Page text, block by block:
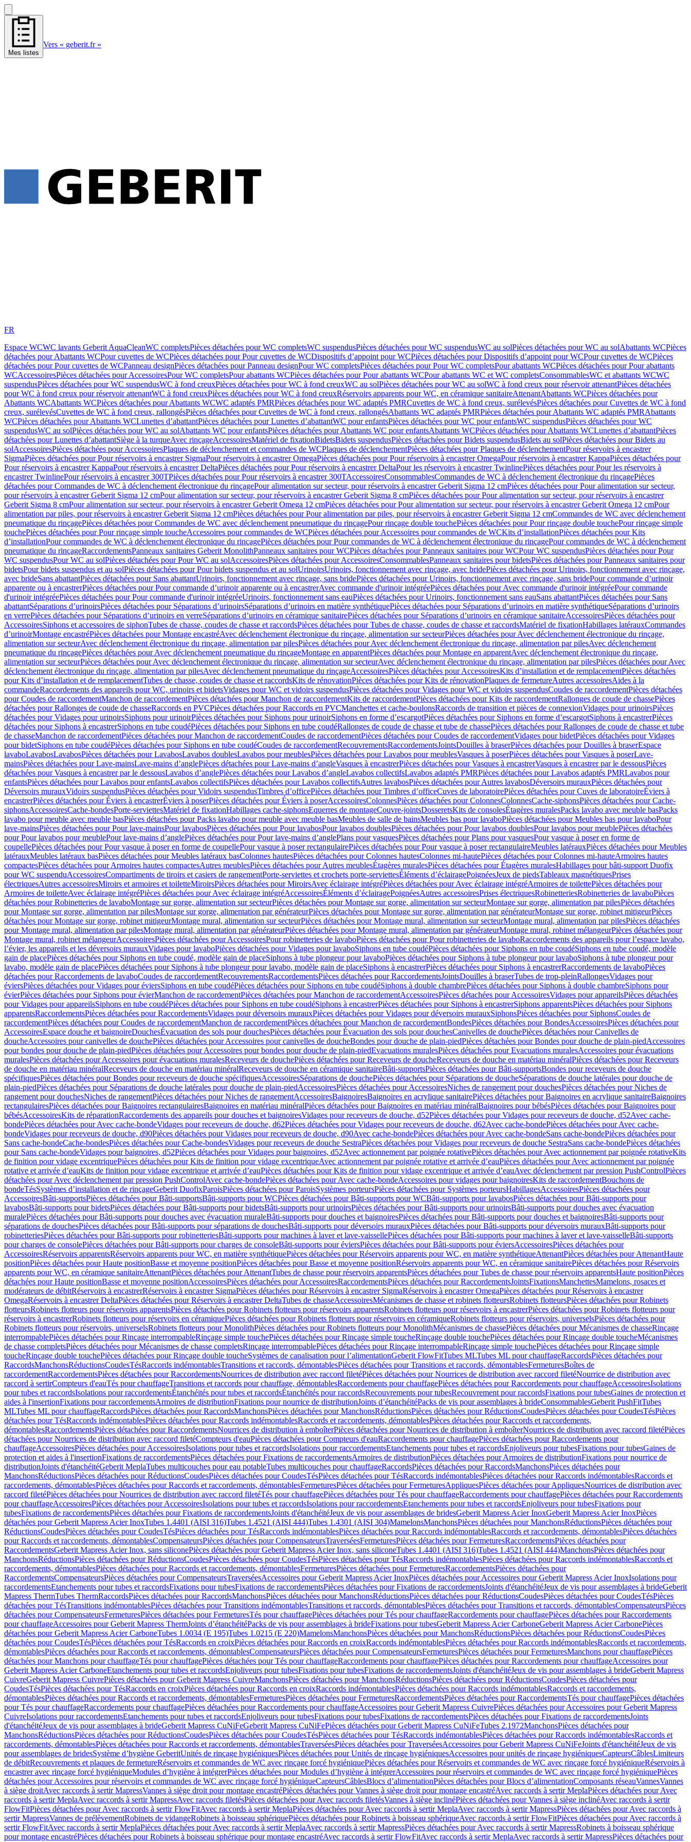
Mes listes
Vers « geberit.fr »
FR
Espace WCWC lavants Geberit AquaCleanWC completsPièces détachées pour WC completsWC suspendusPièces détachées pour WC suspendusWC au solPièces détachées pour WC au solAbattants WCPièces
détachées pour Abattants WCPour cuvettes de WCPièces détachées pour Pour cuvettes de WCDispositifs d’appoint pour WCPièces détachées pour Dispositifs d’appoint pour WCPour cuvettes de WCPièces
détachées pour Pour cuvettes de WCPanneau designPièces détachées pour Panneau designPour WC completsPièces détachées pour Pour WC completsPour abattants WCPièces détachées pour Pour abattants
WCAccessoiresPièces détachées pour AccessoiresPour WC completsPour abattants WCPièces détachées pour Pour abattants WCPour abattants WC et WC completsConsommablesWC et abattants WCWC
suspendusPièces détachées pour WC suspendusWC à fond creuxPièces détachées pour WC à fond creuxWC au solPièces détachées pour WC au solWC à fond creux pour réservoir attenantPièces détachées
pour WC à fond creux pour réservoir attenantWC à fond creuxPièces détachées pour WC à fond creuxRéservoirs apparents pour WC, en céramique sanitaireAttenantAbattants WCPièces détachées pour
Abattants WCAbattants WCPièces détachées pour Abattants WCWC adaptés PMRPièces détachées pour WC adaptés PMRCuvettes de WC à fond creux, surélevésPièces détachées pour Cuvettes de WC à fond
creux, surélevésCuvettes de WC à fond creux, rallongésPièces détachées pour Cuvettes de WC à fond creux, rallongésAbattants WC adaptés PMRPièces détachées pour Abattants WC adaptés PMRAbattants
WCPièces détachées pour Abattants WCLunettes d’abattantPièces détachées pour Lunettes d’abattantWC pour enfantsPièces détachées pour WC pour enfantsWC suspendusPièces détachées pour WC
suspendusWC au solPièces détachées pour WC au solAbattants WC pour enfantsPièces détachées pour Abattants WC pour enfantsAbattants WCPièces détachées pour Abattants WCLunettes d’abattantPièces
détachées pour Lunettes d’abattantSiège à la turqueAvec rinçageAccessoiresMatériel de fixationBidetsBidets suspendusPièces détachées pour Bidets suspendusBidets au solPièces détachées pour Bidets au
solAccessoiresPièces détachées pour AccessoiresPlaques de déclenchement et commandes de WCPlaques de déclenchementPièces détachées pour Plaques de déclenchementPour réservoirs à encastrer
SigmaPièces détachées pour Pour réservoirs à encastrer SigmaPour réservoirs à encastrer OmegaPièces détachées pour Pour réservoirs à encastrer OmegaPour réservoirs à encastrer KappaPièces détachées pour
Pour réservoirs à encastrer KappaPour réservoirs à encastrer DeltaPièces détachées pour Pour réservoirs à encastrer DeltaPour les réservoirs à encastrer TwinlinePièces détachées pour Pour les réservoirs à
encastrer TwinlinePour réservoirs à encastrer 300TPièces détachées pour Pour réservoirs à encastrer 300TAccessoiresConsommablesCommandes de WC à déclenchement électronique du rinçagePièces
détachées pour Commandes de WC à déclenchement électronique du rinçagePour alimentation sur secteur, pour réservoirs à encastrer Geberit Sigma 12 cmPièces détachées pour Pour alimentation sur secteur,
pour réservoirs à encastrer Geberit Sigma 12 cmPour alimentation sur secteur, pour réservoirs à encastrer Geberit Sigma 8 cmPièces détachées pour Pour alimentation sur secteur, pour réservoirs à encastrer
Geberit Sigma 8 cmPour alimentation sur secteur, pour réservoirs à encastrer Geberit Omega 12 cmPièces détachées pour Pour alimentation sur secteur, pour réservoirs à encastrer Geberit Omega 12 cmPour
alimentation par piles, pour réservoirs à encastrer Geberit Sigma 12 cmPièces détachées pour Pour alimentation par piles, pour réservoirs à encastrer Geberit Sigma 12 cmCommandes de WC avec déclenchement
pneumatique du rinçagePièces détachées pour Commandes de WC avec déclenchement pneumatique du rinçagePour rinçage double touchePièces détachées pour Pour rinçage double touchePour rinçage simple
touchePièces détachées pour Pour rinçage simple toucheAccessoires pour commandes de WCPièces détachées pour Accessoires pour commandes de WCKits d’installationPièces détachées pour Kits
d’installationPour commandes de WC à déclenchement électronique du rinçagePièces détachées pour Pour commandes de WC à déclenchement électronique du rinçagePour commandes de WC à déclenchement
pneumatique du rinçageRaccordementsPanneaux sanitaires Geberit MonolithPanneaux sanitaires pour WCPièces détachées pour Panneaux sanitaires pour WCPour WC suspendusPièces détachées pour Pour
WC suspendusPour WC au solPièces détachées pour Pour WC au solAccessoiresPièces détachées pour AccessoiresConsommablesPanneaux sanitaires pour bidetsPièces détachées pour Panneaux sanitaires pour
bidetsPour bidets suspendus et au solPièces détachées pour Pour bidets suspendus et au solUrinoirsUrinoirs, fonctionnement avec rinçage, avec bridePièces détachées pour Urinoirs, fonctionnement avec rinçage,
avec brideSans abattantPièces détachées pour Sans abattantUrinoirs, fonctionnement avec rinçage, sans bridePièces détachées pour Urinoirs, fonctionnement avec rinçage, sans bridePour commande d’urinoir
apparente ou à encastrerPièces détachées pour Pour commande d’urinoir apparente ou à encastrerAvec commande d'urinoir intégréePièces détachées pour Avec commande d'urinoir intégréePour commande
d'urinoir intégréePièces détachées pour Pour commande d'urinoir intégréeUrinoirs, fonctionnement sans eauPièces détachées pour Urinoirs, fonctionnement sans eauSans abattantPièces détachées pour Sans
abattantSéparations d’urinoirsPièces détachées pour Séparations d’urinoirsSéparations d’urinoirs en matière synthétiquePièces détachées pour Séparations d’urinoirs en matière synthétiqueSéparations d’urinoirs
en verrePièces détachées pour Séparations d’urinoirs en verreSéparations d’urinoirs en céramique sanitairePièces détachées pour Séparations d’urinoirs en céramique sanitaireAccessoiresPièces détachées pour
AccessoiresSiphons et accessoires de siphonTubes de chasse, coudes de chasse et raccordsPièces détachées pour Tubes de chasse, coudes de chasse et raccordsMatériel de fixationHabillages latérauxCommandes
dʼurinoirMontage encastréPièces détachées pour Montage encastréAvec déclenchement électronique du rinçage, alimentation sur secteurPièces détachées pour Avec déclenchement électronique du rinçage,
alimentation sur secteurAvec déclenchement électronique du rinçage, alimentation par pilesPièces détachées pour Avec déclenchement électronique du rinçage, alimentation par pilesAvec déclenchement
pneumatique du rinçagePièces détachées pour Avec déclenchement pneumatique du rinçageMontage en apparentPièces détachées pour Montage en apparentAvec déclenchement électronique du rinçage,
alimentation sur secteurPièces détachées pour Avec déclenchement électronique du rinçage, alimentation sur secteurAvec déclenchement électronique du rinçage, alimentation par pilesPièces détachées pour Avec
déclenchement électronique du rinçage, alimentation par pilesAvec déclenchement pneumatique du rinçageAccessoiresPièces détachées pour AccessoiresKits d’installation et de remplacementPièces détachées
pour Kits d’installation et de remplacementTubes de chasse, coudes de chasse et raccordsKits de rénovationPièces détachées pour Kits de rénovationPlaques de fermetureAutres accessoiresAides à la
commandeRaccordements des appareils pour WC, urinoirs et bidetsVidages pour WC et vidoirs suspendusPièces détachées pour Vidages pour WC et vidoirs suspendusCoudes de raccordementPièces détachées
pour Coudes de raccordementManchon de raccordementPièces détachées pour Manchon de raccordementKits de raccordementPièces détachées pour Kits de raccordementRallonges de coude de chassePièces
détachées pour Rallonges de coude de chasseRaccords en PVCPièces détachées pour Raccords en PVCManchettes et cache-boulonsRaccords de transition et pièces de connexionVidages pour urinoirsPièces
détachées pour Vidages pour urinoirsSiphons pour urinoirPièces détachées pour Siphons pour urinoirSiphons en forme d’escargotPièces détachées pour Siphons en forme d’escargotSiphons à encastrerPièces
détachées pour Siphons à encastrerSiphons en tube coudéPièces détachées pour Siphons en tube coudéRallonges de coude de chasse et tube de chassePièces détachées pour Rallonges de coude de chasse et tube
de chasseManchon de raccordementPièces détachées pour Manchon de raccordementCoudes de raccordementPièces détachées pour Coudes de raccordementVidages pour bidetPièces détachées pour Vidages
pour bidetSiphons en tube coudéPièces détachées pour Siphons en tube coudéCoudes de raccordementRecouvrementsRaccordementsJointsDouilles à braserPièces détachées pour Douilles à braserEspace
lavaboLavabosLavabosPièces détachées pour LavabosLavabos doublesLavabos pour meublesPièces détachées pour Lavabos pour meublesVasques à poserPièces détachées pour Vasques à poserLave-
mainsPièces détachées pour Lave-mainsLave-mains d’anglePièces détachées pour Lave-mains d’angleVasques à encastrerPièces détachées pour Vasques à encastrerVasques à encastrer par le dessousPièces
détachées pour Vasques à encastrer par le dessousLavabos d’anglePièces détachées pour Lavabos d’angleLavabos collectifsLavabos adaptés PMRPièces détachées pour Lavabos adaptés PMRLavabos pour
enfantsPièces détachées pour Lavabos pour enfantsLavabos collectifsPièces détachées pour Lavabos collectifsAutres lavabosPièces détachées pour Autres lavabosDéversoirs murauxPièces détachées pour
Déversoirs murauxVidoirs suspendusPièces détachées pour Vidoirs suspendusTimbres dʼofficePièces détachées pour Timbres dʼofficeCuves de laboratoirePièces détachées pour Cuves de laboratoireÉviers à
encastrerPièces détachées pour Éviers à encastrerÉviers à poserPièces détachées pour Éviers à poserAccessoiresColonnesPièces détachées pour ColonnesColonnesCache-siphonsPièces détachées pour Cache-
siphonsAccessoiresCache-bondesPorte-serviettesMatériel de fixationHabillages cache-siphonsEquerres de montageCouvre-jointsDosseretsKits de consolesÉtagères muralesPacks lavabo avec meuble basPacks
lavabo pour meuble avec meuble basPièces détachées pour Packs lavabo pour meuble avec meuble basMeubles de salle de bainsMeubles bas pour lavaboPièces détachées pour Meubles bas pour lavaboPour
lave-mainsPièces détachées pour Pour lave-mainsPour lavabosPièces détachées pour Pour lavabosPour lavabos doublesPièces détachées pour Pour lavabos doublesPour lavabos pour meublePièces détachées
pour Pour lavabos pour meublePour lave-mains d’anglePièces détachées pour Pour lave-mains d’anglePlans pour vasquesPièces détachées pour Plans pour vasquesPour vasque à poser en forme de
coupellePièces détachées pour Pour vasque à poser en forme de coupellePour vasque à poser rectangulairePièces détachées pour Pour vasque à poser rectangulaireMeubles latérauxPièces détachées pour Meubles
latérauxMeubles latéraux basPièces détachées pour Meubles latéraux basColonnes hautesPièces détachées pour Colonnes hautesColonnes mi-hautePièces détachées pour Colonnes mi-hauteArmoires hautes
compactesPièces détachées pour Armoires hautes compactesAutres meublesPièces détachées pour Autres meublesÉtagères muralesPièces détachées pour Étagères muralesHabillages pour bâti-support Duofix
pour WC suspenduAccessoiresCompartiments de tiroirs et casiers de rangementPorte-serviettes et crochets porte-serviettesÉléments d’éclairagePoignéesJeux de piedsTableaux magnétiquesPrises
électriquesAutres accessoiresMiroirs et armoires et toiletteMiroirsPièces détachées pour MiroirsAvec éclairage intégréPièces détachées pour Avec éclairage intégréArmoires de toilettePièces détachées pour
Armoires de toiletteAvec éclairage intégréPièces détachées pour Avec éclairage intégréAccessoiresÉléments d’éclairagePoignéesAutres accessoiresPrises électriquesRobinetteriesRobinetteries de lavaboPièces
détachées pour Robinetteries de lavaboMontage sur gorge, alimentation sur secteurPièces détachées pour Montage sur gorge, alimentation sur secteurMontage sur gorge, alimentation par pilesPièces détachées
pour Montage sur gorge, alimentation par pilesMontage sur gorge, alimentation par générateurPièces détachées pour Montage sur gorge, alimentation par générateurMontage sur gorge, robinet mitigeurPièces
détachées pour Montage sur gorge, robinet mitigeurMontage mural, alimentation sur secteurPièces détachées pour Montage mural, alimentation sur secteurMontage mural, alimentation par pilesPièces détachées
pour Montage mural, alimentation par pilesMontage mural, alimentation par générateurPièces détachées pour Montage mural, alimentation par générateurMontage mural, robinet mélangeurPièces détachées pour
Montage mural, robinet mélangeurAccessoiresPièces détachées pour AccessoiresPour robinetteries de lavaboPièces détachées pour Pour robinetteries de lavaboRaccordements des appareils pour l’espace lavabo,
l’évier, les appareils et les déversoirs murauxVidages pour lavaboPièces détachées pour Vidages pour lavaboSiphons en tube coudéPièces détachées pour Siphons en tube coudéSiphons en tube coudé, modèle
gain de placePièces détachées pour Siphons en tube coudé, modèle gain de placeSiphons à tube plongeur pour lavaboPièces détachées pour Siphons à tube plongeur pour lavaboSiphons à tube plongeur pour
lavabo, modèle gain de placePièces détachées pour Siphons à tube plongeur pour lavabo, modèle gain de placeSiphons à encastrerPièces détachées pour Siphons à encastrerRaccordements de lavaboPièces
détachées pour Raccordements de lavaboCoudes de raccordementRecouvrementsRaccordementsPièces détachées pour RaccordementsJointsDouilles à braserTubes de trop-pleinRallongesVidages pour
éviersPièces détachées pour Vidages pour éviersSiphons en tube coudéPièces détachées pour Siphons en tube coudéSiphons à double chambrePièces détachées pour Siphons à double chambreSiphons pour
évierPièces détachées pour Siphons pour évierManchon de raccordementPièces détachées pour Manchon de raccordementAccessoiresPièces détachées pour AccessoiresVidages pour appareilsPièces détachées
pour Vidages pour appareilsSiphons en tube coudéPièces détachées pour Siphons en tube coudéSiphons à encastrerPièces détachées pour Siphons à encastrerSiphons apparentsPièces détachées pour Siphons
apparentsRaccordementsPièces détachées pour RaccordementsVidages pour déversoirs murauxPièces détachées pour Vidages pour déversoirs murauxSiphonsPièces détachées pour SiphonsCoudes de
raccordementPièces détachées pour Coudes de raccordementManchon de raccordementPièces détachées pour Manchon de raccordementBondesPièces détachées pour BondesAccessoiresPièces détachées pour
AccessoiresEspace douche et baignoireDouchesÉvacuation des sols pour douchesPièces détachées pour Évacuation des sols pour douchesCanivelles de douchePièces détachées pour Canivelles de
doucheAccessoires pour canivelles de douchePièces détachées pour Accessoires pour canivelles de doucheBondes pour douche de plain-piedPièces détachées pour Bondes pour douche de plain-piedAccessoires
pour bondes pour douche de plain-piedPièces détachées pour Accessoires pour bondes pour douche de plain-piedEvacuations muralesPièces détachées pour Evacuations muralesAccessoires pour évacuations
muralesPièces détachées pour Accessoires pour évacuations muralesReceveurs de douchePièces détachées pour Receveurs de doucheReceveurs de douche en matériau minéralPièces détachées pour Receveurs
de douche en matériau minéralReceveurs de douche en matériau minéralReceveurs de douche en céramique sanitaireBâti-supportsPièces détachées pour Bâti-supportsBondes pour receveurs de douche
spécifiquesPièces détachées pour Bondes pour receveurs de douche spécifiquesAccessoiresSéparations de douchePièces détachées pour Séparations de doucheSéparations de douche latérales pour douche de
plain-piedPièces détachées pour Séparations de douche latérales pour douche de plain-piedAccessoiresPièces détachées pour AccessoiresNiches de rangement pour douchesPièces détachées pour Niches de
rangement pour douchesNiches de rangementPièces détachées pour Niches de rangementAccessoiresBaignoiresBaignoires en acrylique sanitairePièces détachées pour Baignoires en acrylique sanitaireBaignoires
rectangulairesPièces détachées pour Baignoires rectangulairesBaignoires en matériau minéralPièces détachées pour Baignoires en matériau minéralBaignoires pour bébésPièces détachées pour Baignoires pour
bébésAccessoiresKits de réparationRaccordements des appareils pour douches et baignoiresVidages pour receveurs de douche, d52Pièces détachées pour Vidages pour receveurs de douche, d52Avec cache-
bondePièces détachées pour Avec cache-bondeVidages pour receveurs de douche, d62Pièces détachées pour Vidages pour receveurs de douche, d62Avec cache-bondePièces détachées pour Avec cache-
bondeVidages pour receveurs de douche, d90Pièces détachées pour Vidages pour receveurs de douche, d90Avec cache-bondePièces détachées pour Avec cache-bondeSans cache-bondePièces détachées pour
Sans cache-bondeCache-bondesPièces détachées pour Cache-bondesVidages pour receveurs de douche SestraPièces détachées pour Vidages pour receveurs de douche SestraSans cache-bondePièces détachées
pour Sans cache-bondeVidages pour baignoires, d52Pièces détachées pour Vidages pour baignoires, d52Avec actionnement par poignée rotativePièces détachées pour Avec actionnement par poignée rotativeKits
de finition pour vidage excentriquePièces détachées pour Kits de finition pour vidage excentriqueAvec actionnement par poignée rotative et arrivée d’eauPièces détachées pour Avec actionnement par poignée
rotative et arrivée d’eauKits de finition pour vidage excentrique et arrivée d’eauPièces détachées pour Kits de finition pour vidage excentrique et arrivée d’eauAvec déclenchement par pression PushControlPièces
détachées pour Avec déclenchement par pression PushControlAvec cache-bondePièces détachées pour Avec cache-bondeAccessoires pour vidages pour baignoiresKits de raccordementBouchons de
bondeTésSystèmes d’installation et de rinçageGeberit DuofixParoisPièces détachées pour ParoisSystèmes porteursPièces détachées pour Systèmes porteursHabillagesAccessoiresPièces détachées pour
AccessoiresBâti-supportsPièces détachées pour Bâti-supportsBâti-supports pour WCPièces détachées pour Bâti-supports pour WCBâti-supports pour lavabosPièces détachées pour Bâti-supports pour
lavabosBâti-supports pour bidetsPièces détachées pour Bâti-supports pour bidetsBâti-supports pour urinoirsPièces détachées pour Bâti-supports pour urinoirsBâti-supports pour douches avec évacuation
muralePièces détachées pour Bâti-supports pour douches avec évacuation muraleBâti-supports pour douches et baignoiresPièces détachées pour Bâti-supports pour douches et baignoiresBâti-supports pour
séparations de douchesPièces détachées pour Bâti-supports pour séparations de douchesBâti-supports pour déversoirs murauxPièces détachées pour Bâti-supports pour déversoirs murauxBâti-supports pour
robinetteriesPièces détachées pour Bâti-supports pour robinetteriesBâti-supports pour machines à laver et lave-vaissellePièces détachées pour Bâti-supports pour machines à laver et lave-vaisselleBâti-supports
pour charges de consolePièces détachées pour Bâti-supports pour charges de consoleBâti-supports pour éviersPièces détachées pour Bâti-supports pour éviersAccessoiresPièces détachées pour
AccessoiresRéservoirs apparentsRéservoirs apparents pour WC, en matière synthétiquePièces détachées pour Réservoirs apparents pour WC, en matière synthétiqueAttenantPièces détachées pour AttenantHaute
positionPièces détachées pour Haute positionBasse et moyenne positionPièces détachées pour Basse et moyenne positionRéservoirs apparents pour WC, en céramique sanitairePièces détachées pour Réservoirs
apparents pour WC, en céramique sanitaireAttenantPièces détachées pour AttenantTubes de chasse pour réservoirs apparentsPièces détachées pour Tubes de chasse pour réservoirs apparentsHaute positionPièces
détachées pour Haute positionBasse et moyenne positionAccessoiresPièces détachées pour AccessoiresRaccordementsPièces détachées pour RaccordementsJointsFixationsManchettesMamelons, rosaces et
modérateurs de débitRéservoirs à encastrerRéservoirs à encastrer SigmaPièces détachées pour Réservoirs à encastrer SigmaRéservoirs à encastrer OmegaPièces détachées pour Réservoirs à encastrer
OmegaRéservoirs à encastrer DeltaPièces détachées pour Réservoirs à encastrer DeltaTubes de chasseAccessoiresMécanismes de chasse et robinets flotteursRobinets flotteursPièces détachées pour Robinets
flotteursRobinets flotteurs pour réservoirs apparentsPièces détachées pour Robinets flotteurs pour réservoirs apparentsRobinets flotteurs pour réservoirs à encastrerPièces détachées pour Robinets flotteurs pour
réservoirs à encastrerRobinets flotteurs pour réservoirs en céramiquePièces détachées pour Robinets flotteurs pour réservoirs en céramiqueRobinets flotteurs pour réservoirs, universelsPièces détachées pour
Robinets flotteurs pour réservoirs, universelsRobinets flotteurs pour MonolithPièces détachées pour Robinets flotteurs pour MonolithMécanismes de chassePièces détachées pour Mécanismes de chasseRinçage
interrompablePièces détachées pour Rinçage interrompableRinçage simple touchePièces détachées pour Rinçage simple toucheRinçage double touchePièces détachées pour Rinçage double toucheMécanismes
de chasse completsPièces détachées pour Mécanismes de chasse completsRinçage interrompablePièces détachées pour Rinçage interrompableRinçage simple touchePièces détachées pour Rinçage simple
toucheRinçage double touchePièces détachées pour Rinçage double toucheSystèmes de canalisation pour l’alimentationGeberit FlowFitTubes MLTubes ML pour chauffageRaccordsPièces détachées pour
RaccordsManchonsRéductionsCoudesTésRaccords indémontablesTransitions et raccords, démontablesPièces détachées pour Transitions et raccords, démontablesFermeturesBoîtes de
raccordementRaccordementsPièces détachées pour RaccordementsNourrices de distribution avec raccord filetéPièces détachées pour Nourrices de distribution avec raccord filetéNourrice de distribution avec
raccord à sertirCompteurs d'eauTés pour chauffageTransitions et raccords pour chauffage, démontablesRaccordements pour chauffagePièces détachées pour Raccordements pour chauffageAccessoiresIsolations
pour tubes et raccordsIsolations pour raccordementsÉtanchéités pour tubes et raccordsÉtanchéités pour raccordsRecouvrements pour tubesRecouvrement pour raccordsFixations pour tubesGaines de protection et
aides à l'insertionFixations pour raccordementsArmoires de distributionFixations pour nourrice de distributionJoints d’étanchéitéPacks de vis pour assemblages à brideConsommablesGeberit PushFitTubes
MLTubes ML pour chauffageRaccordsPièces détachées pour RaccordsManchonsPièces détachées pour ManchonsRéductionsPièces détachées pour RéductionsCoudesPièces détachées pour CoudesTésPièces
détachées pour TésRaccords indémontablesPièces détachées pour Raccords indémontablesRaccords et raccordements, démontablesPièces détachées pour Raccords et raccordements,
démontablesRaccordementsPièces détachées pour RaccordementsNourrices de distribution à emboîterPièces détachées pour Nourrices de distribution à emboîterNourrices de distribution avec raccord filetéPièces
détachées pour Nourrices de distribution avec raccord filetéCompteurs d'eauPièces détachées pour Compteurs d'eauRaccordements pour chauffagePièces détachées pour Raccordements pour
chauffageAccessoiresPièces détachées pour AccessoiresIsolations pour tubes et raccordsIsolations pour raccordementsEtanchements pour tubes et raccordsEnjoliveurs pour tubesFixations pour tubesGaines de
protection et aides à l'insertionFixations de raccordementsPièces détachées pour Fixations de raccordementsArmoires de distributionPièces détachées pour Armoires de distributionFixations pour nourrice de
distributionJoints d'étanchéitéGeberit MeplaTubes multicouches pour eau potableTubes multicouches pour chauffageRaccordsPièces détachées pour RaccordsManchonsPièces détachées pour
ManchonsRéductionsPièces détachées pour RéductionsCoudesPièces détachées pour CoudesTésPièces détachées pour TésRaccords indémontablesPièces détachées pour Raccords indémontablesRaccords et
raccordements, démontablesPièces détachées pour Raccords et raccordements, démontablesFermeturesPièces détachées pour FermeturesAppliquesPièces détachées pour AppliquesNourrices de distribution avec
raccord filetéPièces détachées pour Nourrices de distribution avec raccord filetéTés pour chauffagePièces détachées pour Tés pour chauffageRaccordements pour chauffagePièces détachées pour Raccordements
pour chauffageAccessoiresPièces détachées pour AccessoiresIsolations pour tubes et raccordsIsolations pour raccordementsEtanchements pour tubes et raccordsEnjoliveurs pour tubesFixations pour
tubesFixations de raccordementsPièces détachées pour Fixations de raccordementsJoints d'étanchéitéJeux de vis pour assemblages de bridesGeberit Mapress Acier InoxGeberit Mapress Acier InoxPièces
détachées pour Geberit Mapress Acier InoxTubes 1.4401 (AISI 316)Tubes 1.4521 (AISI 444)Tubes 1.4301 (AISI 304)MamelonsManchonsPièces détachées pour ManchonsRéductionsPièces détachées pour
RéductionsCoudesPièces détachées pour CoudesTésPièces détachées pour TésRaccords indémontablesPièces détachées pour Raccords indémontablesRaccords et raccordements, démontablesPièces détachées
pour Raccords et raccordements, démontablesCompensateursPièces détachées pour CompensateursTraverséesFermeturesPièces détachées pour FermeturesRaccordementsPièces détachées pour
RaccordementsGeberit Mapress Acier Inox, sans siliconePièces détachées pour Geberit Mapress Acier Inox, sans siliconeTubes 1.4401 (AISI 316)Tubes 1.4521 (AISI 444)ManchonsPièces détachées pour
ManchonsRéductionsPièces détachées pour RéductionsCoudesPièces détachées pour CoudesTésPièces détachées pour TésRaccords indémontablesPièces détachées pour Raccords indémontablesRaccords et
raccordements, démontablesPièces détachées pour Raccords et raccordements, démontablesFermeturesPièces détachées pour FermeturesRaccordementsPièces détachées pour
RaccordementsCompensateursPièces détachées pour CompensateursTraverséesAccessoires pour Geberit Mapress Acier InoxPièces détachées pour Accessoires pour Geberit Mapress Acier InoxIsolations pour
raccordementsEtanchements pour tubes et raccordsFixations pour tubesFixations de raccordementsPièces détachées pour Fixations de raccordementsJoints d'étanchéitéJeux de vis pour assemblages à brideGeberit
Mapress ThermTubes ThermRaccordsPièces détachées pour RaccordsManchonsPièces détachées pour ManchonsRéductionsPièces détachées pour RéductionsCoudesPièces détachées pour CoudesTésPièces
détachées pour TésTransitions indémontablesPièces détachées pour Transitions indémontablesTransitions et raccords, démontablesPièces détachées pour Transitions et raccords, démontablesCompensateursPièces
détachées pour CompensateursFermeturesPièces détachées pour FermeturesTés pour chauffagePièces détachées pour Tés pour chauffageRaccordements pour chauffagePièces détachées pour Raccordements
pour chauffageAccessoires pour Geberit Mapress ThermJoints d’étanchéitéPacks de vis pour assemblages à brideFixations pour tubesGeberit Mapress Acier CarboneGeberit Mapress Acier CarbonePièces
détachées pour Geberit Mapress Acier CarboneTubes 1.0034 (E 195)Tubes 1.0215 (E 220)MamelonsManchonsPièces détachées pour ManchonsRéductionsPièces détachées pour RéductionsCoudesPièces
détachées pour CoudesTésPièces détachées pour TésRaccords en croixPièces détachées pour Raccords en croixRaccords indémontablesPièces détachées pour Raccords indémontablesRaccords et raccordements,
démontablesPièces détachées pour Raccords et raccordements, démontablesCompensateursPièces détachées pour CompensateursFermeturesPièces détachées pour FermeturesManchons pour chauffagePièces
détachées pour Manchons pour chauffageTés pour chauffagePièces détachées pour Tés pour chauffageRaccordements pour chauffagePièces détachées pour Raccordements pour chauffageAccessoires pour
Geberit Mapress Acier CarboneEtanchements pour tubes et raccordsEnjoliveurs pour tubesFixations pour tubesFixations de raccordementsJoints d'étanchéitéJeux de vis pour assemblages à brideGeberit Mapress
CuivreGeberit Mapress CuivrePièces détachées pour Geberit Mapress CuivreManchonsPièces détachées pour ManchonsRéductionsPièces détachées pour RéductionsCoudesPièces détachées pour
CoudesTésPièces détachées pour TésRaccords en croixPièces détachées pour Raccords en croixRaccords indémontablesPièces détachées pour Raccords indémontablesRaccords et raccordements,
démontablesPièces détachées pour Raccords et raccordements, démontablesFermeturesPièces détachées pour FermeturesRaccordementsPièces détachées pour RaccordementsTés pour chauffagePièces détachées
pour Tés pour chauffageRaccordements pour chauffagePièces détachées pour Raccordements pour chauffageAccessoires pour Geberit Mapress CuivrePièces détachées pour Accessoires pour Geberit Mapress
CuivreIsolations pour raccordementsEtanchements pour tubes et raccordsEnjoliveurs pour tubesFixations pour tubesFixations de raccordementsPièces détachées pour Fixations de raccordementsJoints
d'étanchéitéJeux de vis pour assemblages à brideGeberit Mapress CuNiFeGeberit Mapress CuNiFePièces détachées pour Geberit Mapress CuNiFeTubes 2.1972ManchonsPièces détachées pour
ManchonsRéductionsPièces détachées pour RéductionsCoudesPièces détachées pour CoudesTésPièces détachées pour TésRaccords indémontablesPièces détachées pour Raccords indémontablesRaccords et
raccordements, démontablesPièces détachées pour Raccords et raccordements, démontablesTraverséesPièces détachées pour TraverséesAccessoires pour Geberit Mapress CuNiFeJoints d'étanchéitéJeux de vis
pour assemblages de bridesSystème d’hygiène GeberitUnités de rinçage hygiéniquesPièces détachées pour Unités de rinçage hygiéniquesAccessoires pour unités de rinçage hygiéniquesCapteursCâblesLimiteurs
de débitRecouvrements et plaques de fermetureRéservoirs et commandes de WC avec rinçage forcé hygiéniquePièces détachées pour Réservoirs et commandes de WC avec rinçage forcé hygiéniqueRéservoirs à
encastrer avec rinçage forcé hygiéniqueModules d’hygiène à intégrerPièces détachées pour Modules d’hygiène à intégrerAccessoires pour réservoirs et commandes de WC avec rinçage forcé hygiéniquePièces
détachées pour Accessoires pour réservoirs et commandes de WC avec rinçage forcé hygiéniqueCapteursCâblesBlocs d’alimentationPièces détachées pour Blocs d’alimentationComposants réseauVannesVannes
à siège droitAvec raccords à sertir MapressVannes à siège droit pour montage encastréPièces détachées pour Vannes à siège droit pour montage encastréAvec raccords à sertir MeplaPièces détachées pour Avec
raccords à sertir MeplaAvec raccords à sertir MapressAvec raccords filetésPièces détachées pour Avec raccords filetésVannes à siège inclinéPièces détachées pour Vannes à siège inclinéAvec raccords à sertir
FlowFitPièces détachées pour Avec raccords à sertir FlowFitAvec raccords à sertir MeplaPièces détachées pour Avec raccords à sertir MeplaAvec raccords à sertir MapressPièces détachées pour Avec raccords à
sertir MapressVannes de prélèvementRobinets de vidangeRobinets à boisseau sphériquePièces détachées pour Robinets à boisseau sphériqueAvec raccords à sertir FlowFitPièces détachées pour Avec raccords à
sertir FlowFitAvec raccords à sertir MeplaPièces détachées pour Avec raccords à sertir MeplaAvec raccords à sertir MapressPièces détachées pour Avec raccords à sertir MapressRobinets à boisseau sphérique
pour montage encastréPièces détachées pour Robinets à boisseau sphérique pour montage encastréAvec raccords à sertir FlowFitAvec raccords à sertir MeplaAvec raccords à sertir MapressPièces détachées pour